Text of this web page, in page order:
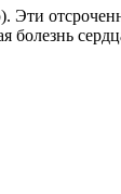
Эти
болезнь